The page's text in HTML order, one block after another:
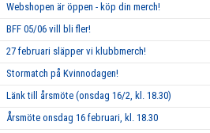
Webshopen är öppen - köp din merch!
BFF 05/06 vill bli fler!
27 februari släpper vi klubbmerch!
Stormatch på Kvinnodagen!
Länk till årsmöte (onsdag 16/2, kl. 18.30)
Årsmöte onsdag 16 februari, kl. 18.30